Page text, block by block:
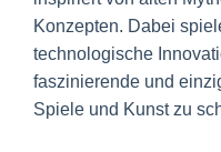
Konzepten. Dabei
technologische
faszinierende und
Spiele und Kunst zu